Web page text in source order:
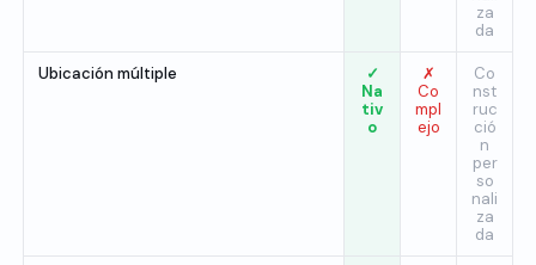
za
da
Ubicación múltiple
✓
Na
tiv
o
✗
Co
mpl
ejo
Co
nst
ruc
ció
n
per
so
nali
za
da